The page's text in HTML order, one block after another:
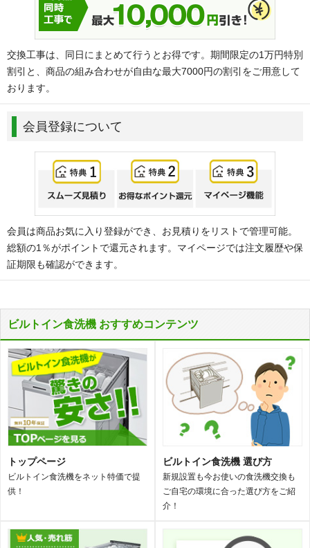
交換工事は、同日にまとめて行うとお得です。期間限定の1万円特別
割引と、商品の組み合わせが自由な最大7000円の割引をご用意して
おります。
会員登録について
会員は商品お気に入り登録ができ、お見積りをリストで管理可能。
総額の1％がポイントで還元されます。マイページでは注文履歴や保
証期限も確認ができます。
ビルトイン食洗機 おすすめコンテンツ
トップページ
ビルトイン食洗機をネット特価で提
供！
ビルトイン食洗機 選び方
新規設置も今お使いの食洗機交換も
ご自宅の環境に合った選び方をご紹
介！